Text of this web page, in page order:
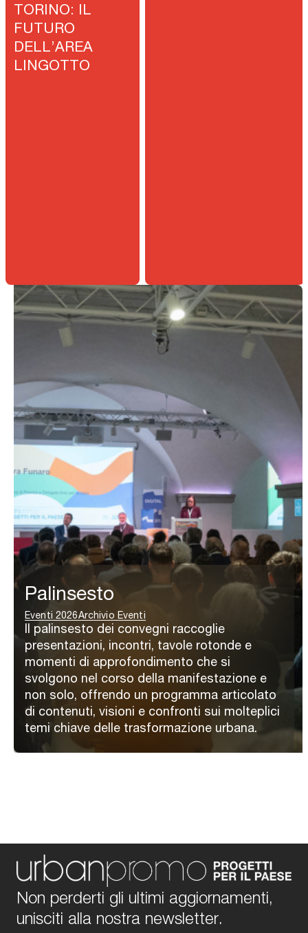
TORINO: IL
FUTURO
DELL’AREA
LINGOTTO
Palinsesto
Eventi 2026Archivio Eventi
Il palinsesto dei convegni raccoglie
presentazioni, incontri, tavole rotonde e
momenti di approfondimento che si
svolgono nel corso della manifestazione e
non solo, offrendo un programma articolato
di contenuti, visioni e confronti sui molteplici
temi chiave delle trasformazione urbana.
Non perderti gli ultimi aggiornamenti,
unisciti alla nostra newsletter.